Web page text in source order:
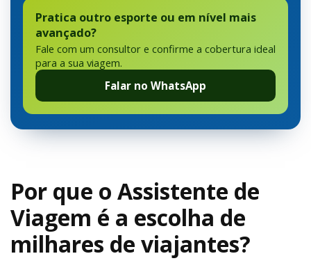
Pratica outro esporte ou em nível mais
avançado?
Fale com um consultor e confirme a cobertura ideal
para a sua viagem.
Falar no WhatsApp
Por que o Assistente de
Viagem é a escolha de
milhares de viajantes?